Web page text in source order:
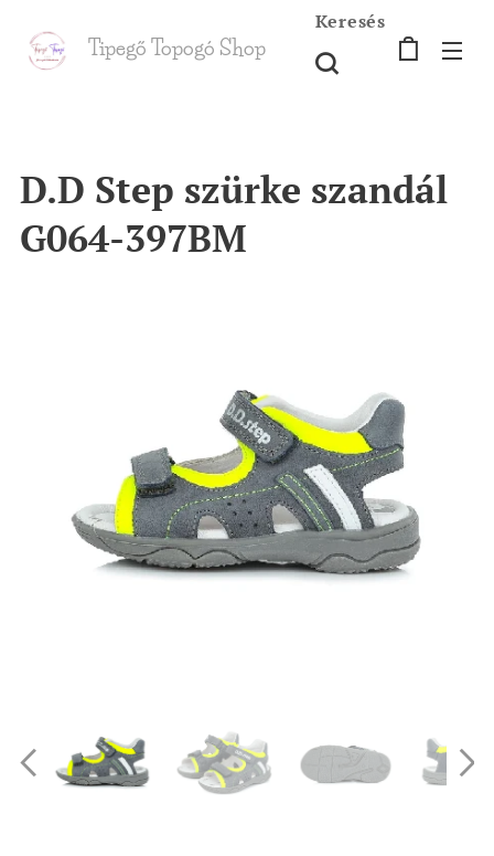
Tipegő Topogó Shop
Keresés
D.D Step szürke szandál
G064-397BM